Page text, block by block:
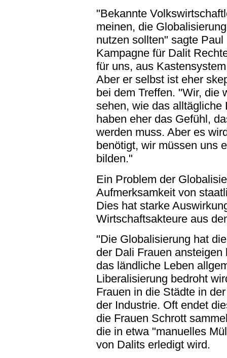
"Bekannte
meinen, die
nutzen sollten" sagte
Kampagne für Dalit
für uns, aus
Aber er selbst ist eher
bei dem Treffen. "Wir, die
sehen, wie das alltägliche
haben eher das Gefühl,
werden muss. Aber es
benötigt, wir müssen uns
bilden."
Ein Problem der
Aufmerksamkeit von
Dies hat starke
Wirtschaftsakteure aus
"Die Globalisierung hat
der Dali Frauen
das ländliche Leben
Liberalisierung bedroht
Frauen in die Städte in
der Industrie. Oft endet
die Frauen Schrott
die in etwa "manuelles
von Dalits erledigt wird.